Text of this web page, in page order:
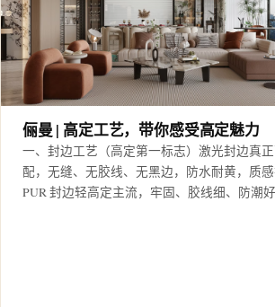
俪曼 | 高定工艺，带你感受高定魅力
一、封边工艺（高定第一标志）激光封边真
配，无缝、无胶线、无黑边，防水耐黄，质感
PUR 封边轻高定主流，牢固、胶线细、防潮